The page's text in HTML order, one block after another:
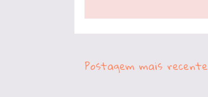
Postagem mais recente